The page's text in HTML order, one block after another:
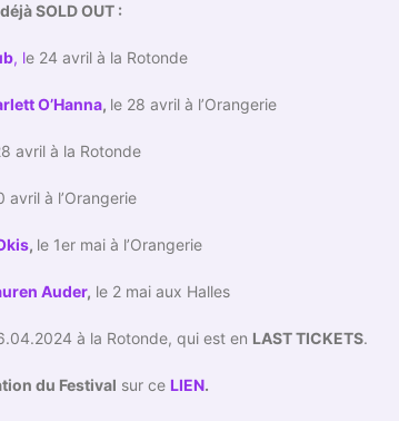
SOLD OUT :
, le 24 avril à la Rotonde
O’Hanna, le 2​8​ avril à l’Orangerie
avril à la Rotonde
avril à l’Orangerie
, le 1er mai à l’Orangerie
Auder, le 2 mai aux Halles
à la Rotonde, qui est en LAST TICKETS.
du Festival sur ceLIEN.